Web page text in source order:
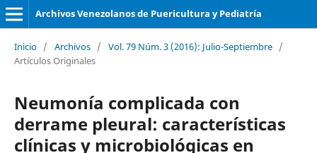
Archivos Venezolanos de Puericultura y Pediatría
Inicio / Archivos / Vol. 79 Núm. 3 (2016): Julio-Septiembre /
Artículos Originales
Neumonía complicada con
derrame pleural: características
clínicas y microbiológicas en